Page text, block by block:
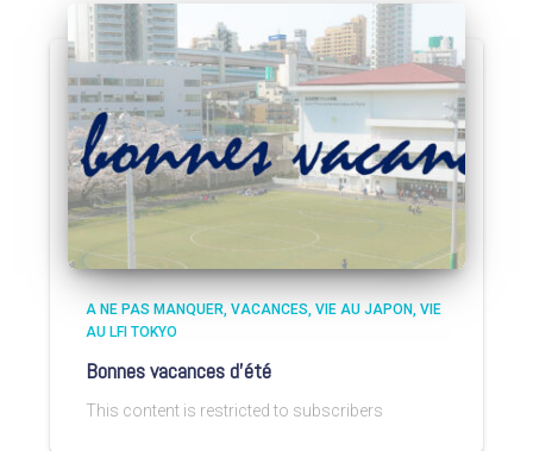
A NE PAS MANQUER VACANCES VIE AU JAPON VIE
AU LFI TOKYO
Bonnes vacances d’été
This content is restricted to subscribers